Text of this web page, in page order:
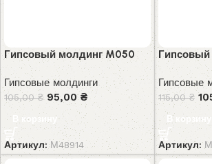
Гипсовый молдинг M050
Гипсовые молдинги
105,00₴ 95,00₴
В корзину
Артикул:М48914
Гипсовый
Гипсовые
115,00₴
В корзину
Артикул: